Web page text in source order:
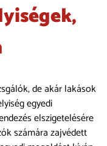
de akár lakások
egyedi
elszigetelésére
számára zajvédett